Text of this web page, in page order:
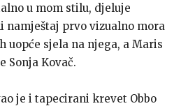
u mom stilu, djeluje
namještaj prvo vizualno mora
uopće sjela na njega, a Maris
Sonja Kovač.
je i tapecirani krevet Obbo